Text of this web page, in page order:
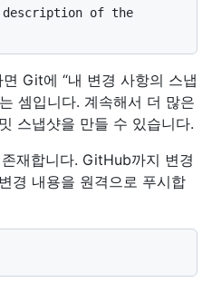
of the
Git에 “내 변경 사항의 스냅
셈입니다. 계속해서 더 많은
스냅샷을 만들 수 있습니다.
재합니다. GitHub까지 변경
경 내용을 원격으로 푸시합